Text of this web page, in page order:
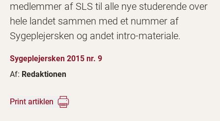
medlemmer af SLS til alle nye studerende over
hele landet sammen med et nummer af
Sygeplejersken og andet intro-materiale.
Sygeplejersken 2015 nr. 9
Af: Redaktionen
Print artiklen